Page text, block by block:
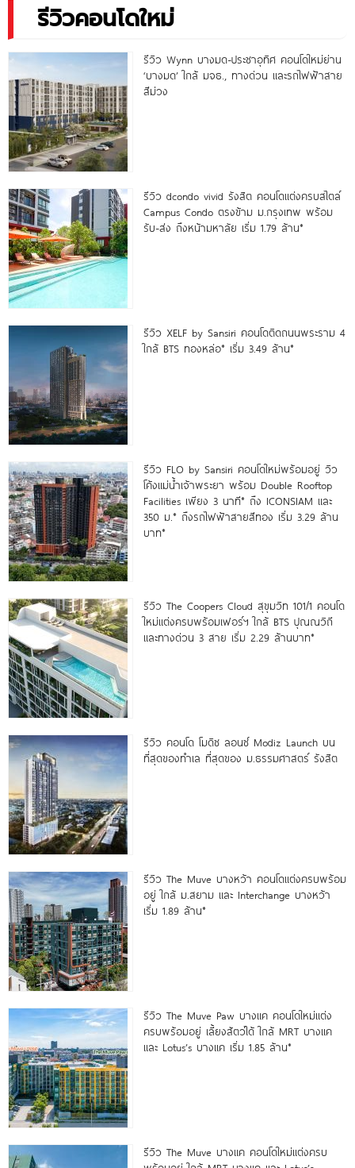
รีวิวคอนโดใหม่
รีวิว Wynn บางมด-ประชาอุทิศ คอนโดใหม่ย่าน
‘บางมด’ ใกล้ มจธ., ทางด่วน และรถไฟฟ้าสาย
สีม่วง
รีวิว dcondo vivid รังสิต คอนโดแต่งครบสไตล์
Campus Condo ตรงข้าม ม.กรุงเทพ พร้อม
รับ-ส่ง ถึงหน้ามหาลัย เริ่ม 1.79 ล้าน*
รีวิว XELF by Sansiri คอนโดติดถนนพระราม 4
ใกล้ BTS ทองหล่อ* เริ่ม 3.49 ล้าน*
รีวิว FLO by Sansiri คอนโดใหม่พร้อมอยู่ วิว
โค้งแม่น้ำเจ้าพระยา พร้อม Double Rooftop
Facilities เพียง 3 นาที* ถึง ICONSIAM และ
350 ม.* ถึงรถไฟฟ้าสายสีทอง เริ่ม 3.29 ล้าน
บาท*
รีวิว The Coopers Cloud สุขุมวิท 101/1 คอนโด
ใหม่แต่งครบพร้อมเฟอร์ฯ ใกล้ BTS ปุณณวิถี
และทางด่วน 3 สาย เริ่ม 2.29 ล้านบาท*
รีวิว คอนโด โมดิซ ลอนซ์ Modiz Launch บน
ที่สุดของทำเล ที่สุดของ ม.ธรรมศาสตร์ รังสิต
รีวิว The Muve บางหว้า คอนโดแต่งครบพร้อม
อยู่ ใกล้ ม.สยาม และ Interchange บางหว้า
เริ่ม 1.89 ล้าน*
รีวิว The Muve Paw บางแค คอนโดใหม่แต่ง
ครบพร้อมอยู่ เลี้ยงสัตว์ได้ ใกล้ MRT บางแค
และ Lotus’s บางแค เริ่ม 1.85 ล้าน*
รีวิว The Muve บางแค คอนโดใหม่แต่งครบ